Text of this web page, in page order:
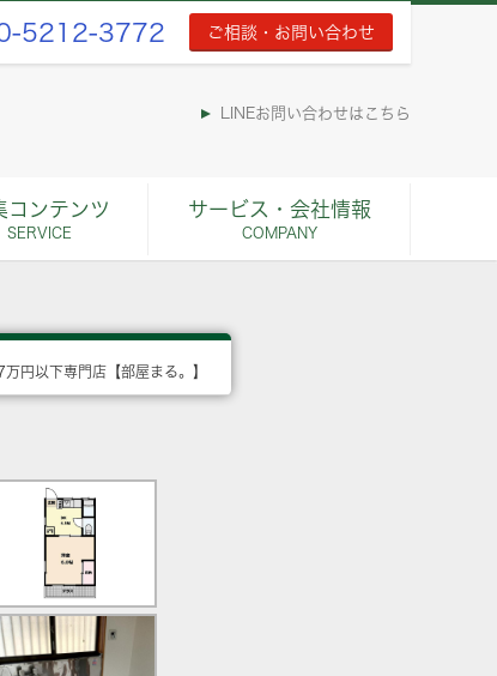
5212-3772 ご相談・お問い合わせ
LINEお問い合わせはこちら
コンテンツ
SERVICE
サービス・会社情報
COMPANY
円以下専門店【部屋まる。】